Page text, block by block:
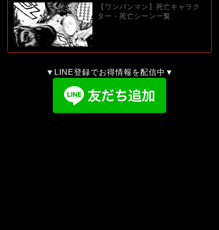
【ワンパンマン】死亡キャラク
ター・死亡シーン一覧
▼LINE登録でお得情報を配信中▼